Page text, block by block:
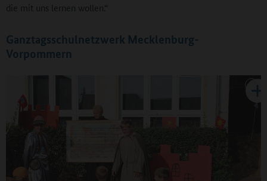
die mit uns lernen wollen.“
Ganztagsschulnetzwerk Mecklenburg-
Vorpommern